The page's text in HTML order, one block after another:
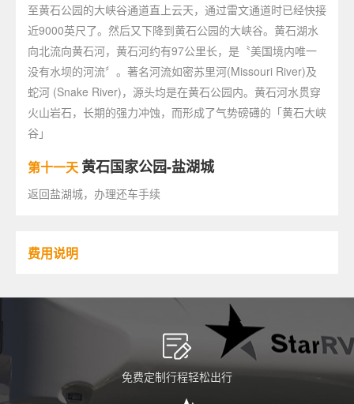
至黄石公园的大峡谷通道直上云天，通过雷文通道时已经快接
近9000英尺了。然后又下降到黄石公园的大峡谷。黄石湖水
向北流向黄石河，黄石河约有97公里长，是〝美国境内唯一
没有水坝的河流〞。著名河流如密苏里河(Missouri River)及
蛇河 (Snake River)，源头均是在黄石公园内。黄石河水贯穿
火山岩石，长期的强力冲蚀，而形成了气势磅礡的「黄石大峡
谷」
第十一天 黄石国家公园-盐湖城
返回盐湖城，办理还车手续
费用说明
免费定制行程轻松出行